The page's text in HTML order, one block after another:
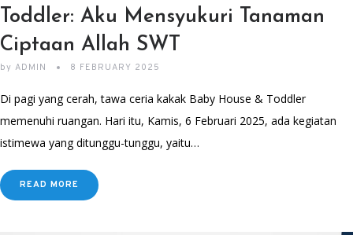
Toddler: Aku Mensyukuri Tanaman
Ciptaan Allah SWT
by ADMIN 8 FEBRUARY 2025
Di pagi yang cerah, tawa ceria kakak Baby House & Toddler
memenuhi ruangan. Hari itu, Kamis, 6 Februari 2025, ada kegiatan
istimewa yang ditunggu-tunggu, yaitu…
READ MORE